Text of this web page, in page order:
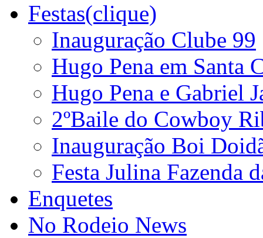
Festas(clique)
Inauguração Clube 99
Hugo Pena em Santa
Hugo Pena e Gabriel
2ºBaile do Cowboy
Inauguração Boi
Festa Julina Fazenda
Enquetes
No Rodeio News